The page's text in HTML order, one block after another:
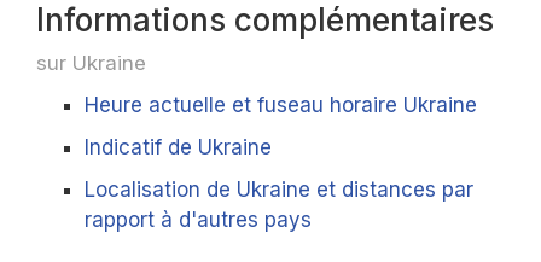
Informations complémentaires
sur Ukraine
Heure actuelle et fuseau horaire Ukraine
Indicatif de Ukraine
Localisation de Ukraine et distances par
rapport à d'autres pays